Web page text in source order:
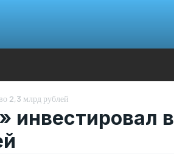
2,3 млрд рублей
инвестировал в